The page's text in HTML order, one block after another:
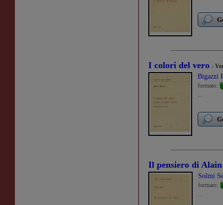
I colori del vero -
Bigazzi
formato:
...
Il pensiero di Alain
Solmi
formato:
...